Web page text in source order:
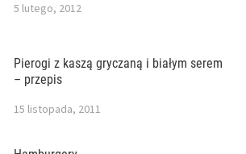
5 lutego, 2012
Pierogi z kaszą gryczaną i białym serem
– przepis
15 listopada, 2011